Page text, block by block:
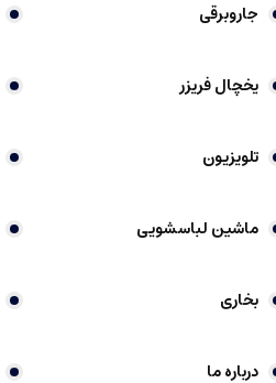
جاروبرقی
یخچال فریزر
تلویزیون
ماشین لباسشویی
بخاری
درباره ما